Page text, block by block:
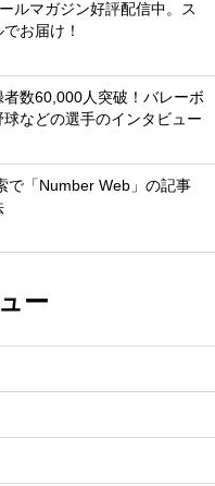
ルマガジン好評配信中。ス
お届け！
数60,000人突破！バレーボ
などの選手のインタビュー
で「Number Web」の記事
ー